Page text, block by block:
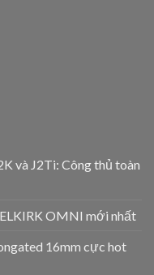
và J2Ti: Công thủ toàn
OMNI mới nhất
16mm cực hot